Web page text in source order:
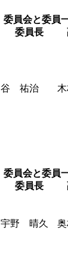
委員会と委員
委員長
谷 祐治
委員会と委員
委員長
宇野 晴久